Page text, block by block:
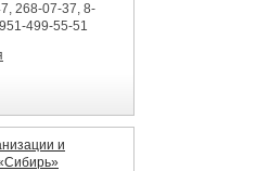
268-07-37, 8-
499-55-51
и